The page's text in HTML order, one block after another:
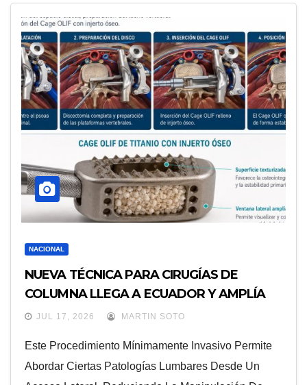
NACIONAL
NUEVA TÉCNICA PARA CIRUGÍAS DE
COLUMNA LLEGA A ECUADOR Y AMPLÍA
LAS OPCIONES PARA PACIENTES CON
JUL 17, 2026 MARTIN SOTO
Este Procedimiento Mínimamente Invasivo Permite
Abordar Ciertas Patologías Lumbares Desde Un